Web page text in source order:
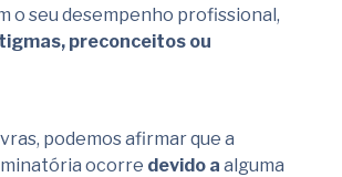
o seu desempenho profissional,
preconceitos ou
podemos afirmar que a
ocorre devido a alguma